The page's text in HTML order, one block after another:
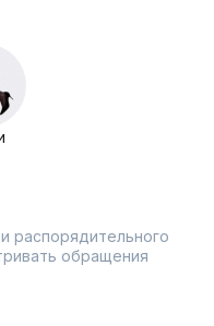
распорядительного
обращения